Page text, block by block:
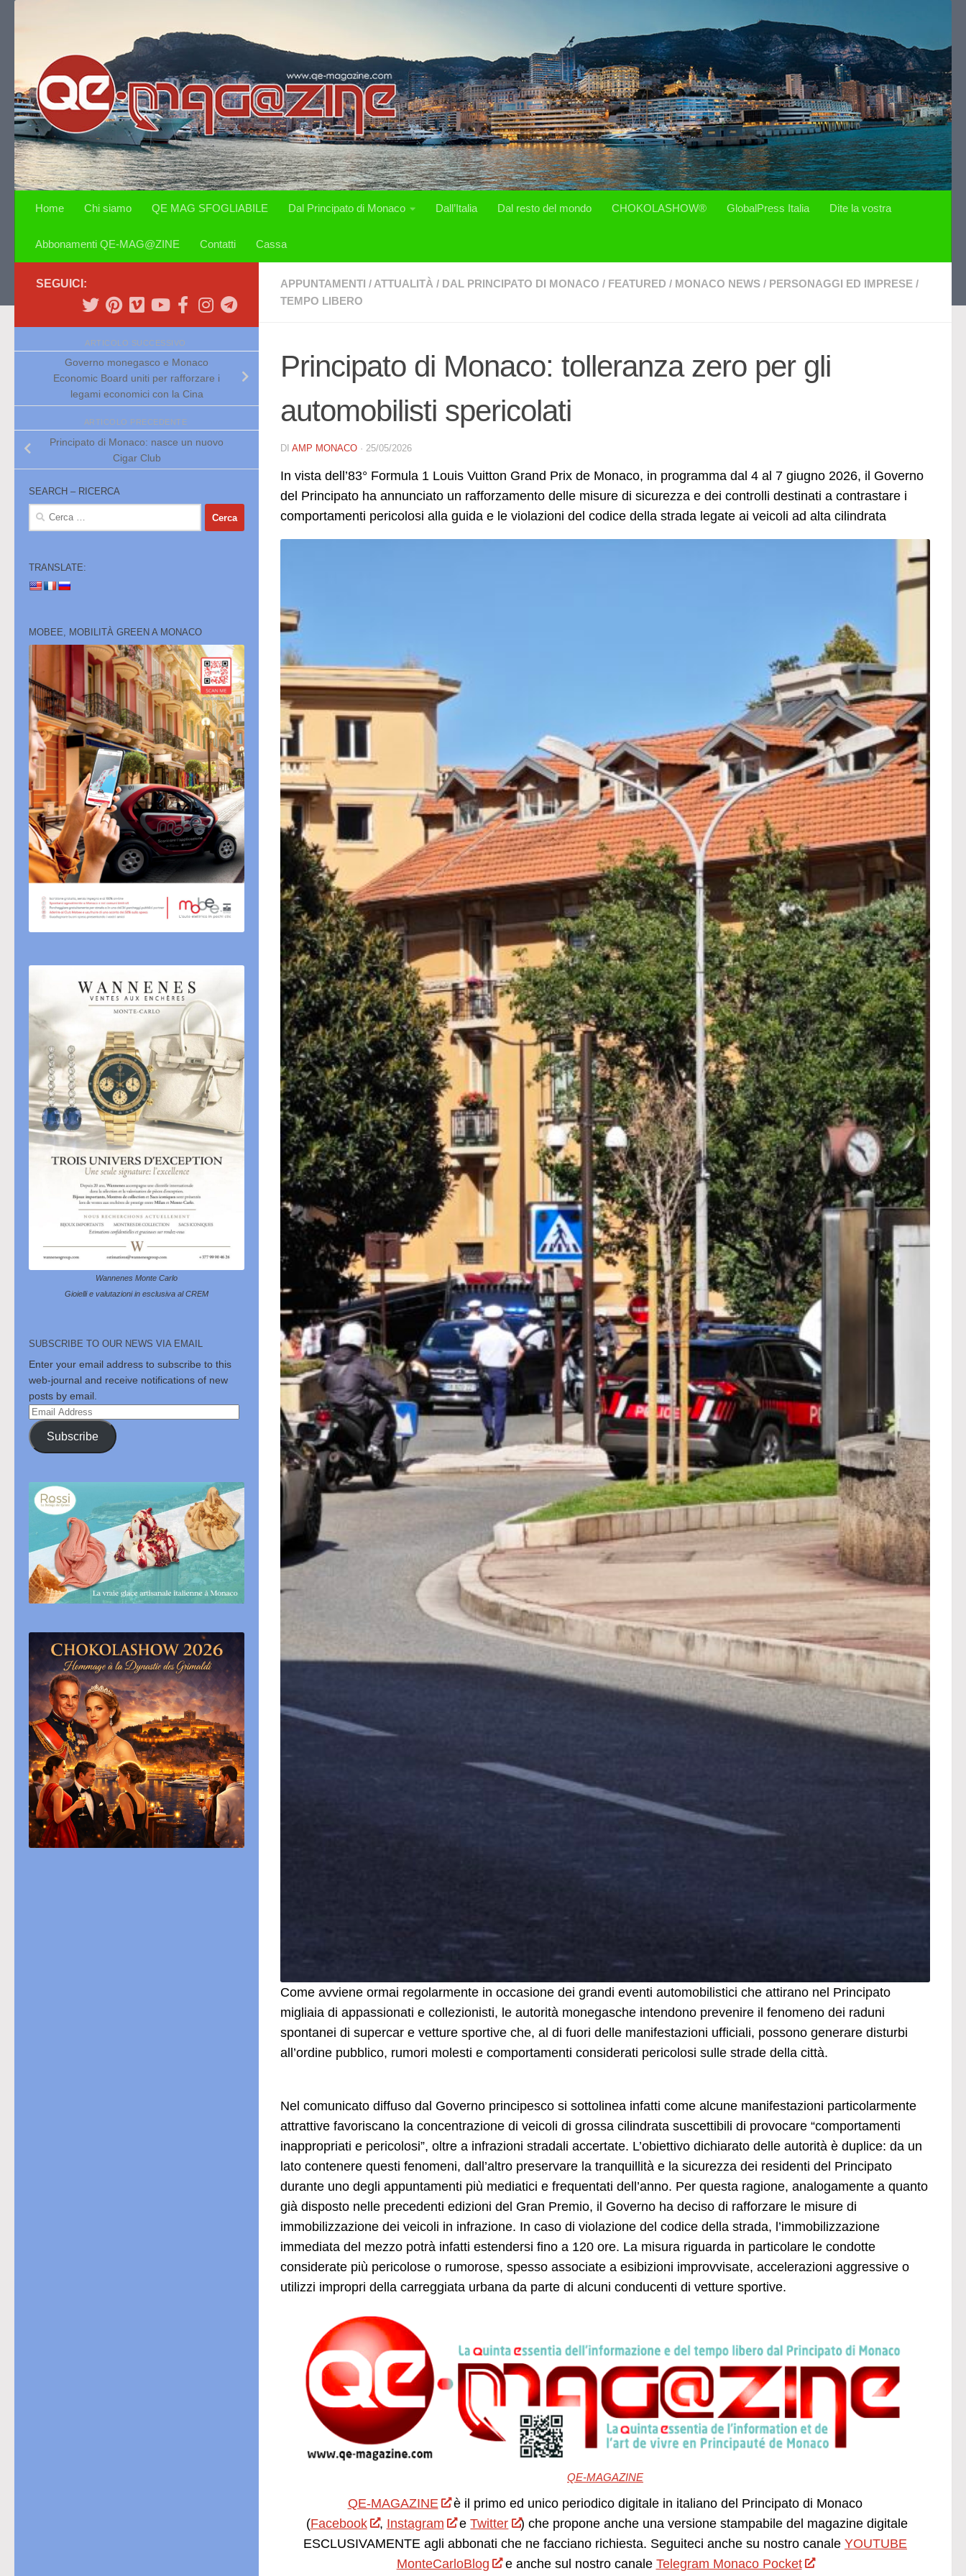
Home Chi siamo QE MAG SFOGLIABILE Dal Principato di Monaco Dall’Italia Dal resto del mondo CHOKOLASHOW® GlobalPress Italia Dite la vostra
Abbonamenti QE-MAG@ZINE Contatti Cassa
APPUNTAMENTI / ATTUALITÀ / DAL PRINCIPATO DI MONACO / FEATURED / MONACO NEWS / PERSONAGGI ED IMPRESE /
TEMPO LIBERO
Principato di Monaco: tolleranza zero per gli
automobilisti spericolati
DI AMP MONACO · 25/05/2026
In vista dell’83° Formula 1 Louis Vuitton Grand Prix de Monaco, in programma dal 4 al 7 giugno 2026, il Governo
del Principato ha annunciato un rafforzamento delle misure di sicurezza e dei controlli destinati a contrastare i
comportamenti pericolosi alla guida e le violazioni del codice della strada legate ai veicoli ad alta cilindrata
Come avviene ormai regolarmente in occasione dei grandi eventi automobilistici che attirano nel Principato
migliaia di appassionati e collezionisti, le autorità monegasche intendono prevenire il fenomeno dei raduni
spontanei di supercar e vetture sportive che, al di fuori delle manifestazioni ufficiali, possono generare disturbi
all’ordine pubblico, rumori molesti e comportamenti considerati pericolosi sulle strade della città.
Nel comunicato diffuso dal Governo principesco si sottolinea infatti come alcune manifestazioni particolarmente
attrattive favoriscano la concentrazione di veicoli di grossa cilindrata suscettibili di provocare “comportamenti
inappropriati e pericolosi”, oltre a infrazioni stradali accertate. L’obiettivo dichiarato delle autorità è duplice: da un
lato contenere questi fenomeni, dall’altro preservare la tranquillità e la sicurezza dei residenti del Principato
durante uno degli appuntamenti più mediatici e frequentati dell’anno. Per questa ragione, analogamente a quanto
già disposto nelle precedenti edizioni del Gran Premio, il Governo ha deciso di rafforzare le misure di
immobilizzazione dei veicoli in infrazione. In caso di violazione del codice della strada, l’immobilizzazione
immediata del mezzo potrà infatti estendersi fino a 120 ore. La misura riguarda in particolare le condotte
considerate più pericolose o rumorose, spesso associate a esibizioni improvvisate, accelerazioni aggressive o
utilizzi impropri della carreggiata urbana da parte di alcuni conducenti di vetture sportive.
QE-MAGAZINE
QE-MAGAZINE
è il primo ed unico periodico digitale in italiano del Principato di Monaco
(Facebook , Instagram eTwitter
) che propone anche una versione stampabile del magazine digitale
ESCLUSIVAMENTE agli abbonati che ne facciano richiesta. Seguiteci anche su nostro canale YOUTUBE
MonteCarloBlog
e anche sul nostro canale Telegram Monaco Pocket
SEGUICI:
ARTICOLO SUCCESSIVO
Governo monegasco e Monaco
Economic Board uniti per rafforzare i
legami economici con la Cina
ARTICOLO PRECEDENTE
Principato di Monaco: nasce un nuovo
Cigar Club
SEARCH – RICERCA
Ricerca
TRANSLATE:
MOBEE, MOBILITÀ GREEN A MONACO
Wannenes Monte Carlo
Gioielli e valutazioni in esclusiva al CREM
SUBSCRIBE TO OUR NEWS VIA EMAIL
Enter your email address to subscribe to this
web-journal and receive notifications of new
posts by email.
Email
Address
Subscribe